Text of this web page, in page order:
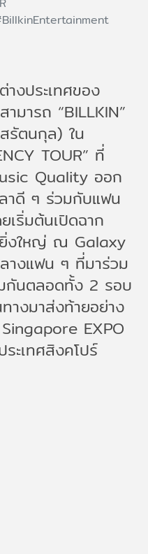
งประเทศของ
มารถ “BILLKIN”
ตนกุล) ใน
TOUR” ที่
Quality ออก
ลาดี ๆ ร่วมกับแฟน
เริ่มต้นเปิดฉาก
ยิ่งใหญ่ ณ Galaxy
างแฟน ๆ ที่มาร่วม
กันตลอดทั้ง 2 รอบ
างมาส่งท้ายอย่าง
EXPO
ะเทศสิงคโปร์